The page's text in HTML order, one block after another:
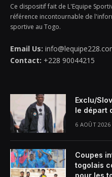
Ce dispositif fait de L'Equipe
référence incontournable de
sportive au Togo.
Email Us:
Contact: +228 90044215
Exclu/
le départ
6 AOÛT 2026
Coupes
togolais